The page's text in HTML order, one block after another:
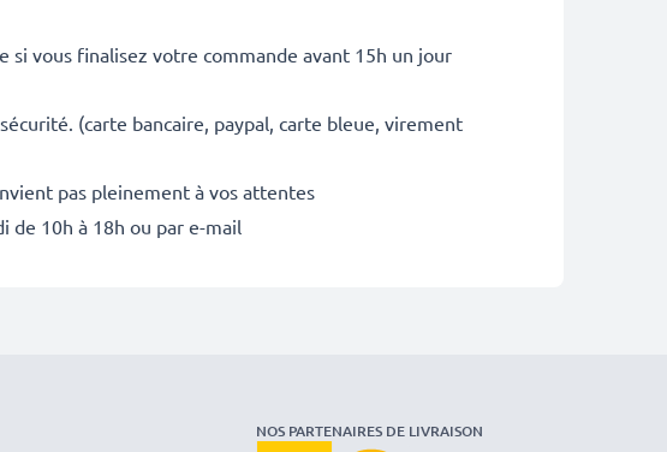
vous finalisez votre commande avant 15h un jour
(carte bancaire, paypal, carte bleue, virement
pas pleinement à vos attentes
de 10h à 18h ou par e-mail
NOS PARTENAIRES DE LIVRAISON